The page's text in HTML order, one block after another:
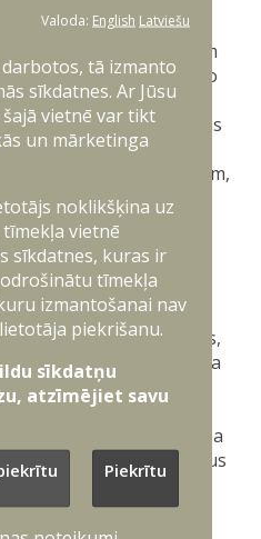
un kopbildes
“rotāšanās” ar ūsām
ko jau divpadsmito
Mammām un Tētiem.
dārzā, kur visas dienas
Festivālā, kā
aktivitātes ģimenēm,
valsts aizsardzības
pie lielformāta
un jo īpaši
Tēva dienā, kad tiek
vērtības. Iesvētības,
dienas gājienā, apliecina
lomu un kalpošanu
kopumā tas ir
drosme un atbildība
savīšana padara svētkus
aktualitāti izceļ
bataljona
Bļodone.
Valoda: English Latviešu
tā izmanto
sīkdatnes. Ar Jūsu
vietnē var tikt
un mārketinga
noklikšķina uz
vietnē
sīkdatnes, kuras ir
tīmekļa
izmantošanai nav
piekrišanu.
sīkdatņu
atzīmējiet savu
Piekrītu